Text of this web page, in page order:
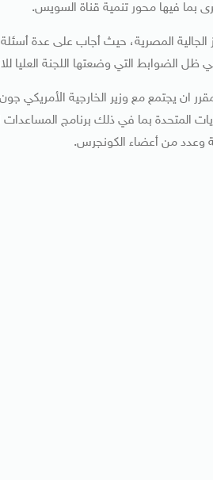
بما فيها محور تنمية قناة السويس.
المصرية، حيث أجاب على عدة أسئلة
الضوابط التي وضعتها اللجنة العليا
ان يجتمع مع وزير الخارجية الأمريكي جون
المتحدة بما في ذلك برنامج المساعدات
وعدد من أعضاء الكونجرس.